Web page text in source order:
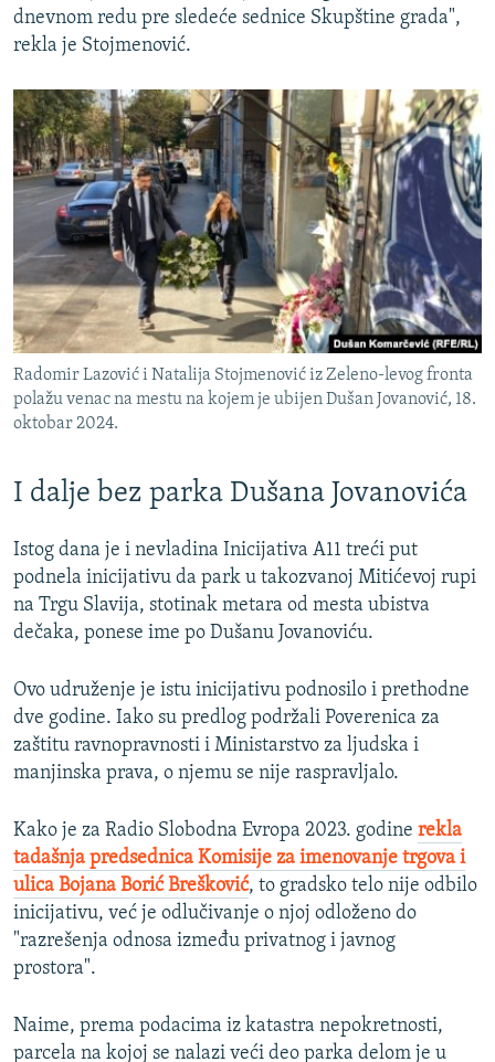
dnevnom redu pre sledeće sednice Skupštine grada",
rekla je Stojmenović.
Radomir Lazović i Natalija Stojmenović iz Zeleno-levog fronta
polažu venac na mestu na kojem je ubijen Dušan Jovanović, 18.
oktobar 2024.
I dalje bez parka Dušana Jovanovića
Istog dana je i nevladina Inicijativa A11 treći put
podnela inicijativu da park u takozvanoj Mitićevoj rupi
na Trgu Slavija, stotinak metara od mesta ubistva
dečaka, ponese ime po Dušanu Jovanoviću.
Ovo udruženje je istu inicijativu podnosilo i prethodne
dve godine. Iako su predlog podržali Poverenica za
zaštitu ravnopravnosti i Ministarstvo za ljudska i
manjinska prava, o njemu se nije raspravljalo.
Kako je za Radio Slobodna Evropa 2023. godine rekla
tadašnja predsednica Komisije za imenovanje trgova i
ulica Bojana Borić Brešković, to gradsko telo nije odbilo
inicijativu, već je odlučivanje o njoj odloženo do
"razrešenja odnosa između privatnog i javnog
prostora".
Naime, prema podacima iz katastra nepokretnosti,
parcela na kojoj se nalazi veći deo parka delom je u